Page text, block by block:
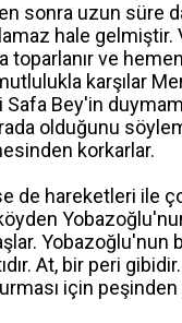
sonra uzun süre
hale gelmiştir.
toparlanır ve
karşılar
Safa Bey'in
olduğunu
korkarlar.
de hareketleri ile
Yobazoğlu'nun
At, bir peri
için